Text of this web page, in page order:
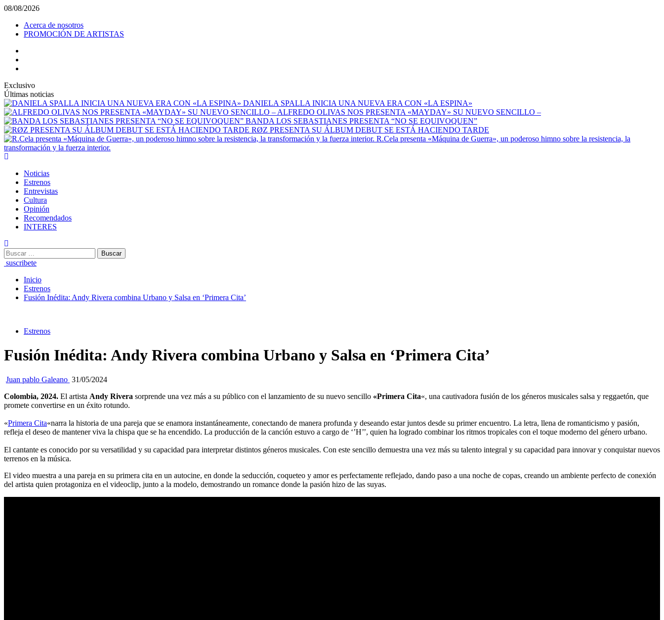
08/08/2026
Acerca de nosotros
PROMOCIÓN DE ARTISTAS
Exclusivo
Últimas noticias
DANIELA SPALLA INICIA UNA NUEVA ERA CON «LA ESPINA»
ALFREDO OLIVAS NOS PRESENTA «MAYDAY» SU NUEVO SENCILLO –
BANDA LOS SEBASTIANES PRESENTA “NO SE EQUIVOQUEN”
RØZ PRESENTA SU ÁLBUM DEBUT SE ESTÁ HACIENDO TARDE
R.Cela presenta «Máquina de Guerra», un poderoso himno sobre la resistencia, la
transformación y la fuerza interior.
Noticias
Estrenos
Entrevistas
Cultura
Opinión
Recomendados
INTERES
suscribete
Inicio
Estrenos
Fusión Inédita: Andy Rivera combina Urbano y Salsa en ‘Primera Cita’
Estrenos
Fusión Inédita: Andy Rivera combina Urbano y Salsa en ‘Primera Cita’
Juan pablo Galeano 31/05/2024
Colombia, 2024. El artista Andy Rivera sorprende una vez más a su público con el lanzamiento de su nuevo sencillo «Primera Cita«, una cautivadora fusión de los géneros musicales salsa y reggaetón, que
promete convertirse en un éxito rotundo.
«Primera Cita«narra la historia de una pareja que se enamora instantáneamente, conectando de manera profunda y deseando estar juntos desde su primer encuentro. La letra, llena de romanticismo y pasión,
refleja el deseo de mantener viva la chispa que se ha encendido. La producción de la canción estuvo a cargo de ‘’H’’, quien ha logrado combinar los ritmos tropicales con el toque moderno del género urbano.
El cantante es conocido por su versatilidad y su capacidad para interpretar distintos géneros musicales. Con este sencillo demuestra una vez más su talento integral y su capacidad para innovar y conquistar nuevos
terrenos en la música.
El video muestra a una pareja en su primera cita en un autocine, en donde la seducción, coqueteo y amor es perfectamente reflejado, dando paso a una noche de copas, creando un ambiente perfecto de conexión
del artista quien protagoniza en el videoclip, junto a la modelo, demostrando un romance donde la pasión hizo de las suyas.